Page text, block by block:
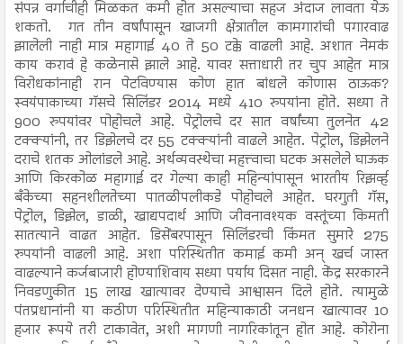
संपन्न वर्गाचीही मिळकत कमी होत असल्याचा सहज अंदाज लावता येऊ
शकतो. गत तीन वर्षांपासून खाजगी क्षेत्रातील कामगारांची पगारवाढ
झालेली नाही मात्र महागाई 40 ते 50 टक्के वाढली आहे. अशात नेमकं
काय करावं हे कळेनासे झाले आहे. यावर सत्ताधारी तर चुप आहेत मात्र
विरोधकांनाही रान पेटविण्यास कोण हात बांधले कोणास ठाऊक?
स्वयंपाकाच्या गॅसचे सिलिंडर 2014 मध्ये 410 रुपयांना होते. सध्या ते
900 रुपयांवर पोहोचले आहे. पेट्रोलचे दर सात वर्षांच्या तुलनेत 42
टक्क्यांनी, तर डिझेलचे दर 55 टक्क्यांनी वाढले आहेत. पेट्रोल, डिझेलने
दराचे शतक ओलांडले आहे. अर्थव्यवस्थेचा महत्त्वाचा घटक असलेले घाऊक
आणि किरकोळ महागाई दर गेल्या काही महिन्यांपासून भारतीय रिझर्व्ह
बँकेच्या सहनशीलतेच्या पातळीपलीकडे पोहोचले आहेत. घरगुती गॅस,
पेट्रोल, डिझेल, डाळी, खाद्यपदार्थ आणि जीवनावश्यक वस्तूंच्या किमती
सातत्याने वाढत आहेत. डिसेंबरपासून सिलिंडरची किंमत सुमारे 275
रुपयांनी वाढली आहे. अशा परिस्थितीत कमाई कमी अन् खर्च जास्त
वाढल्याने कर्जबाजारी होण्याशिवाय सध्या पर्याय दिसत नाही. केंद्र सरकारने
निवडणुकीत 15 लाख खात्यावर देण्याचे आश्वासन दिले होते. त्यामुळे
पंतप्रधानांनी या कठीण परिस्थितीत महिन्याकाठी जनधन खात्यावर 10
हजार रूपये तरी टाकावेत, अशी मागणी नागरिकांतून होत आहे. कोरोना